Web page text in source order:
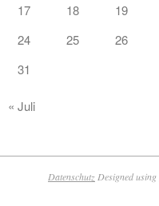
17
18 19
24
25 26
31
« Juli
Datenschutz Designed using